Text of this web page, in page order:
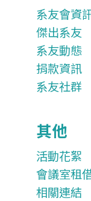
系友會資
傑出系友
系友動態
捐款資訊
系友社群
其他
活動花絮
會議室租
相關連結